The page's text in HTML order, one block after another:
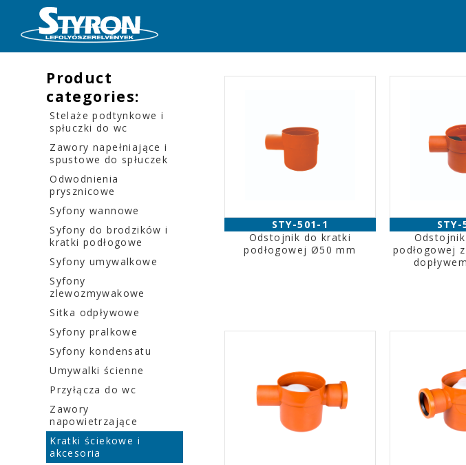
Product
categories:
Stelaże podtynkowe i
spłuczki do wc
Zawory napełniające i
spustowe do spłuczek
Odwodnienia
prysznicowe
Syfony wannowe
Syfony do brodzików i
kratki podłogowe
Syfony umywalkowe
Syfony
zlewozmywakowe
Sitka odpływowe
Syfony pralkowe
Syfony kondensatu
Umywalki ścienne
Przyłącza do wc
Zawory
napowietrzające
Kratki ściekowe i
akcesoria
STY-501-1
Odstojnik do kratki
podłogowej Ø50 mm
STY-
podłogowej